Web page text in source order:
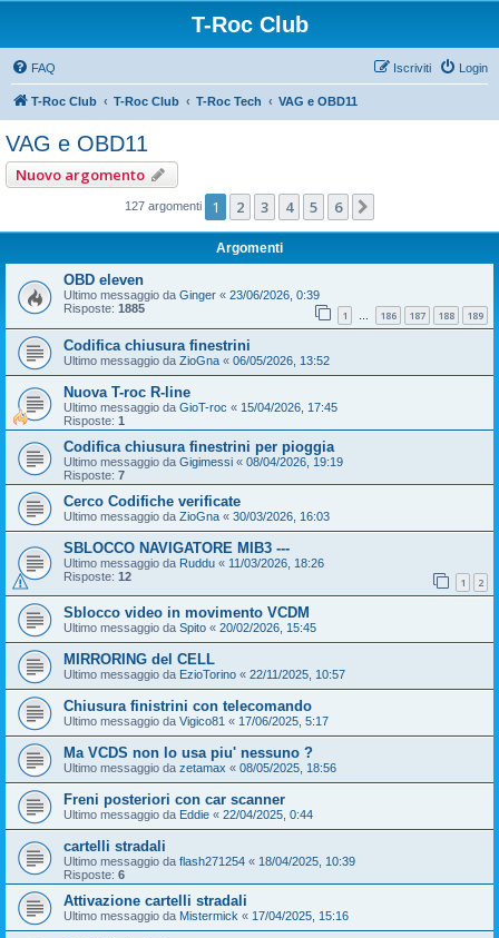
T-Roc Club
FAQ Login
Iscriviti
T-Roc Club T-Roc Club T-Roc Tech VAG e OBD11
VAG e OBD11
Nuovo argomento
127 argomenti 1 2 3 4 5 6
Argomenti
OBD eleven
Ultimo messaggio da Ginger « 23/06/2026, 0:39
Risposte: 1885 1 … 186 187 188 189
Codifica chiusura finestrini
Ultimo messaggio da ZioGna « 06/05/2026, 13:52
Nuova T-roc R-line
Ultimo messaggio da GioT-roc « 15/04/2026, 17:45
Risposte: 1
Codifica chiusura finestrini per pioggia
Ultimo messaggio da Gigimessi « 08/04/2026, 19:19
Risposte: 7
Cerco Codifiche verificate
Ultimo messaggio da ZioGna « 30/03/2026, 16:03
SBLOCCO NAVIGATORE MIB3 ---
Ultimo messaggio da Ruddu « 11/03/2026, 18:26
Risposte: 12 1 2
Sblocco video in movimento VCDM
Ultimo messaggio da Spito « 20/02/2026, 15:45
MIRRORING del CELL
Ultimo messaggio da EzioTorino « 22/11/2025, 10:57
Chiusura finistrini con telecomando
Ultimo messaggio da Vigico81 « 17/06/2025, 5:17
Ma VCDS non lo usa piu' nessuno ?
Ultimo messaggio da zetamax « 08/05/2025, 18:56
Freni posteriori con car scanner
Ultimo messaggio da Eddie « 22/04/2025, 0:44
cartelli stradali
Ultimo messaggio da flash271254 « 18/04/2025, 10:39
Risposte: 6
Attivazione cartelli stradali
Ultimo messaggio da Mistermick « 17/04/2025, 15:16